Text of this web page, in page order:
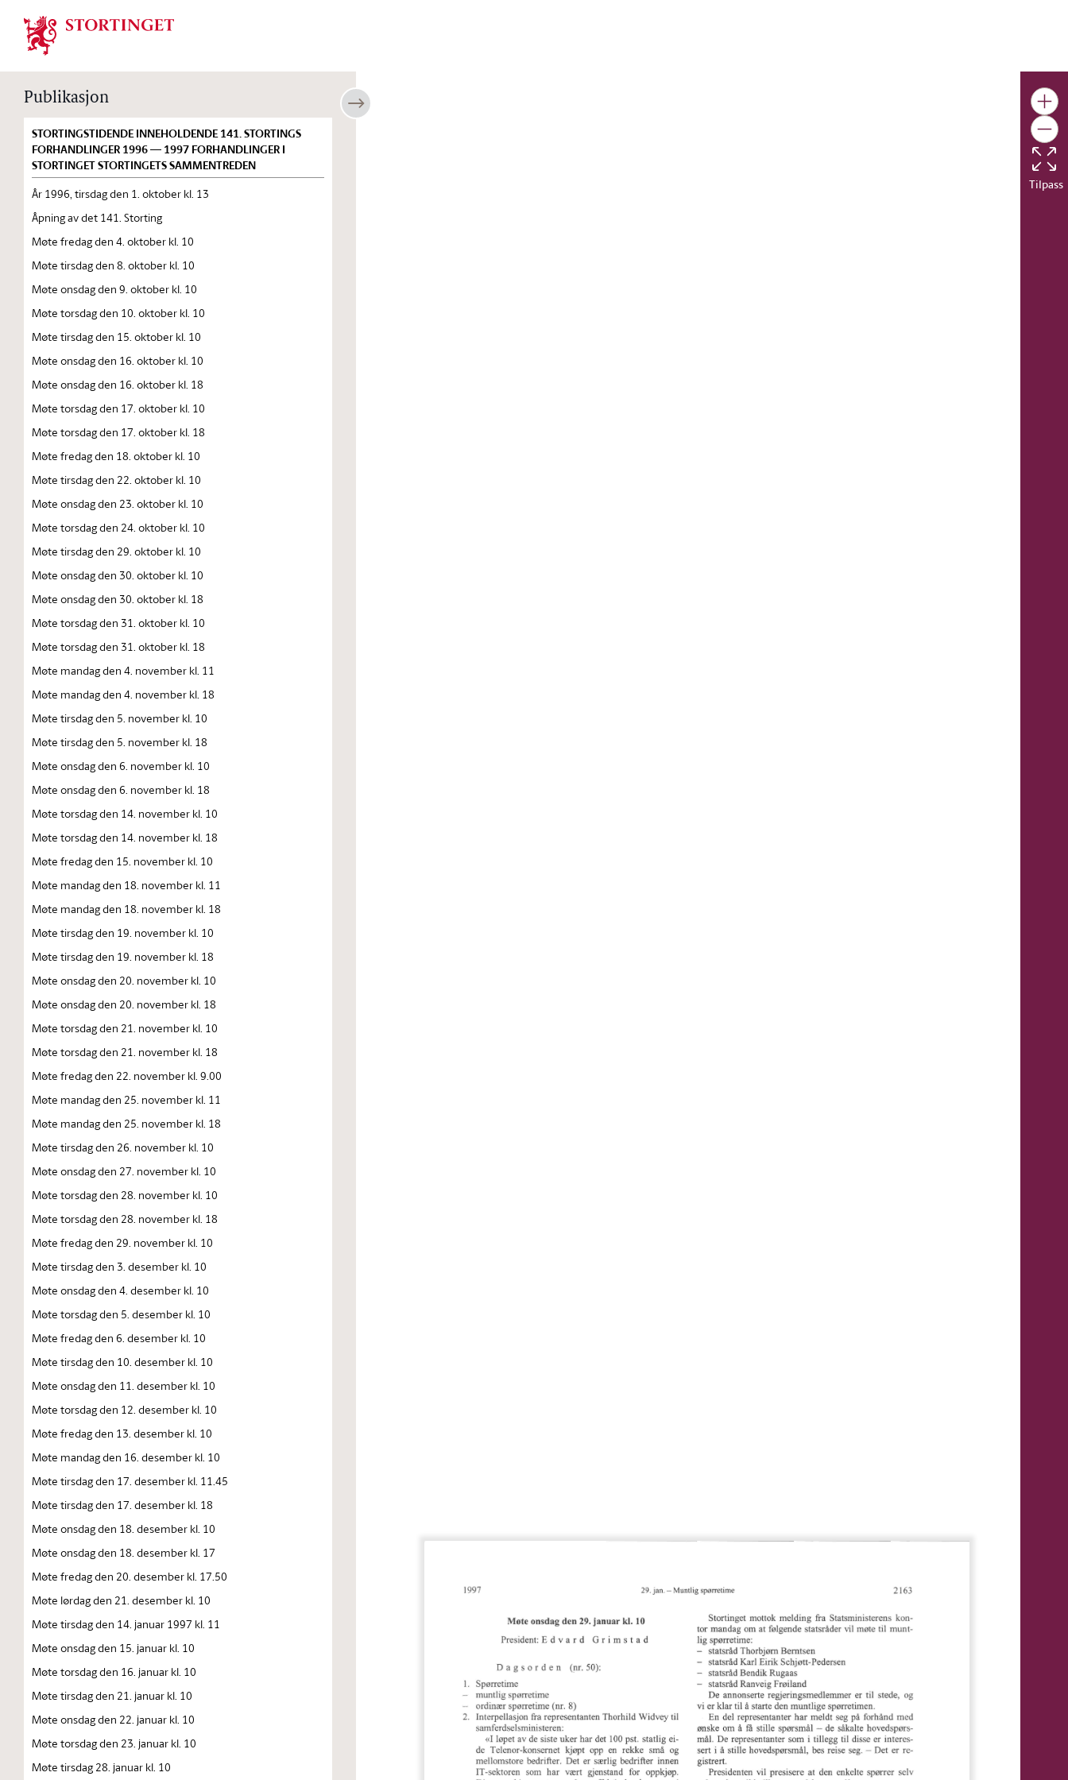
Stortinget.no
Publikasjon
STORTINGSTIDENDE INNEHOLDENDE 141. STORTINGS
FORHANDLINGER 1996 — 1997 FORHANDLINGER I
STORTINGET STORTINGETS SAMMENTREDEN
År 1996, tirsdag den 1. oktober kl. 13
Åpning av det 141. Storting
Møte fredag den 4. oktober kl. 10
Møte tirsdag den 8. oktober kl. 10
Møte onsdag den 9. oktober kl. 10
Møte torsdag den 10. oktober kl. 10
Møte tirsdag den 15. oktober kl. 10
Møte onsdag den 16. oktober kl. 10
Møte onsdag den 16. oktober kl. 18
Møte torsdag den 17. oktober kl. 10
Møte torsdag den 17. oktober kl. 18
Møte fredag den 18. oktober kl. 10
Møte tirsdag den 22. oktober kl. 10
Møte onsdag den 23. oktober kl. 10
Møte torsdag den 24. oktober kl. 10
Møte tirsdag den 29. oktober kl. 10
Møte onsdag den 30. oktober kl. 10
Møte onsdag den 30. oktober kl. 18
Møte torsdag den 31. oktober kl. 10
Møte torsdag den 31. oktober kl. 18
Møte mandag den 4. november kl. 11
Møte mandag den 4. november kl. 18
Møte tirsdag den 5. november kl. 10
Møte tirsdag den 5. november kl. 18
Møte onsdag den 6. november kl. 10
Møte onsdag den 6. november kl. 18
Møte torsdag den 14. november kl. 10
Møte torsdag den 14. november kl. 18
Møte fredag den 15. november kl. 10
Møte mandag den 18. november kl. 11
Møte mandag den 18. november kl. 18
Møte tirsdag den 19. november kl. 10
Møte tirsdag den 19. november kl. 18
Møte onsdag den 20. november kl. 10
Møte onsdag den 20. november kl. 18
Møte torsdag den 21. november kl. 10
Møte torsdag den 21. november kl. 18
Møte fredag den 22. november kl. 9.00
Møte mandag den 25. november kl. 11
Møte mandag den 25. november kl. 18
Møte tirsdag den 26. november kl. 10
Møte onsdag den 27. november kl. 10
Møte torsdag den 28. november kl. 10
Møte torsdag den 28. november kl. 18
Møte fredag den 29. november kl. 10
Møte tirsdag den 3. desember kl. 10
Møte onsdag den 4. desember kl. 10
Møte torsdag den 5. desember kl. 10
Møte fredag den 6. desember kl. 10
Møte tirsdag den 10. desember kl. 10
Møte onsdag den 11. desember kl. 10
Møte torsdag den 12. desember kl. 10
Møte fredag den 13. desember kl. 10
Møte mandag den 16. desember kl. 10
Møte tirsdag den 17. desember kl. 11.45
Møte tirsdag den 17. desember kl. 18
Møte onsdag den 18. desember kl. 10
Møte onsdag den 18. desember kl. 17
Møte fredag den 20. desember kl. 17.50
Møte lørdag den 21. desember kl. 10
Møte tirsdag den 14. januar 1997 kl. 11
Møte onsdag den 15. januar kl. 10
Møte torsdag den 16. januar kl. 10
Møte tirsdag den 21. januar kl. 10
Møte onsdag den 22. januar kl. 10
Møte torsdag den 23. januar kl. 10
Møte tirsdag 28. januar kl. 10